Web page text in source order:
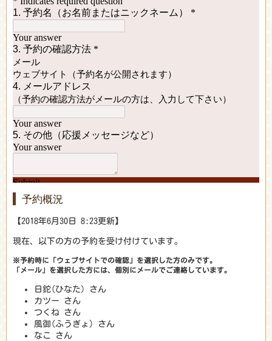
予約概況
【2018年6月30日 8:23更新】
現在、以下の方の予約を受け付けています。
※予約時に「ウェブサイトでの確認」を選択した方のみです。
「メール」を選択した方には、個別にメールでご連絡しています。
日鉈(ひなた) さん
カツー さん
つくね さん
風御(ふうぎょ) さん
なこ さん